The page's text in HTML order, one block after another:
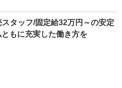
タッフ/固定給32万円～の安定
もに充実した働き方を